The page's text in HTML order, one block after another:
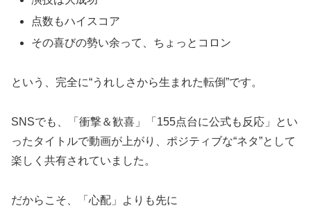
点数もハイスコア
その喜びの勢い余って、ちょっとコロン
という、完全に“うれしさから生まれた転倒”です。
SNSでも、「衝撃＆歓喜」「155点台に公式も反応」とい
ったタイトルで動画が上がり、ポジティブな“ネタ”として
楽しく共有されていました。
だからこそ、「心配」よりも先に